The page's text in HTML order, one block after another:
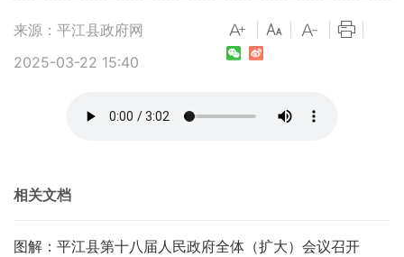
来源：平江县政府网
2025-03-22 15:40
相关文档
图解：平江县第十八届人民政府全体（扩大）会议召开